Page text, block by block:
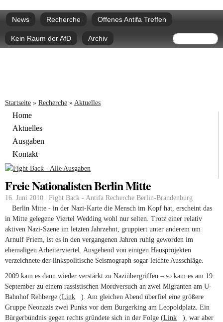
zum
Hauptmenü
News Recherche Offenes Antifa Treffen
Kein Raum der AfD Archiv Suche
Sie sind hier
Startseite » Recherche » Aktuelles
Home
Aktuelles
Ausgaben
Kontakt
Freie Nationalisten Berlin Mitte
16. Juni 2010 | Fight Back - Antifa Recherche Berlin-Brandenburg
Berlin Mitte - in der Nazi-Karte die Mensch im Kopf hat, erscheint das
in Mitte gelegene Viertel Wedding wohl nur selten. Trotz einer relativ
aktiven Nazi-Szene im letzten Jahrzehnt, gruppiert unter anderem um
Arnulf Priem, ist es in den vergangenen Jahren ruhig geworden im
ehemaligen Arbeiterviertel. Ausgehend von einigen Hausprojekten
verzeichnete der linkspolitische Seismograph sogar leichte Ausschläge.
2009 kam es dann wieder verstärkt zu Naziübergriffen – so kam es am 19.
September zu einem rassistischen Mordversuch an zwei Migranten am U-
Bahnhof Rehberge (Link (link is external)
). Am gleichen Abend überfiel eine größere
Gruppe Neonazis zwei Punks vor dem Burgerking am Leopoldplatz. Ein
Bürgerbündnis gegen rechts gründete sich in der Folge (Link (link is
), war aber